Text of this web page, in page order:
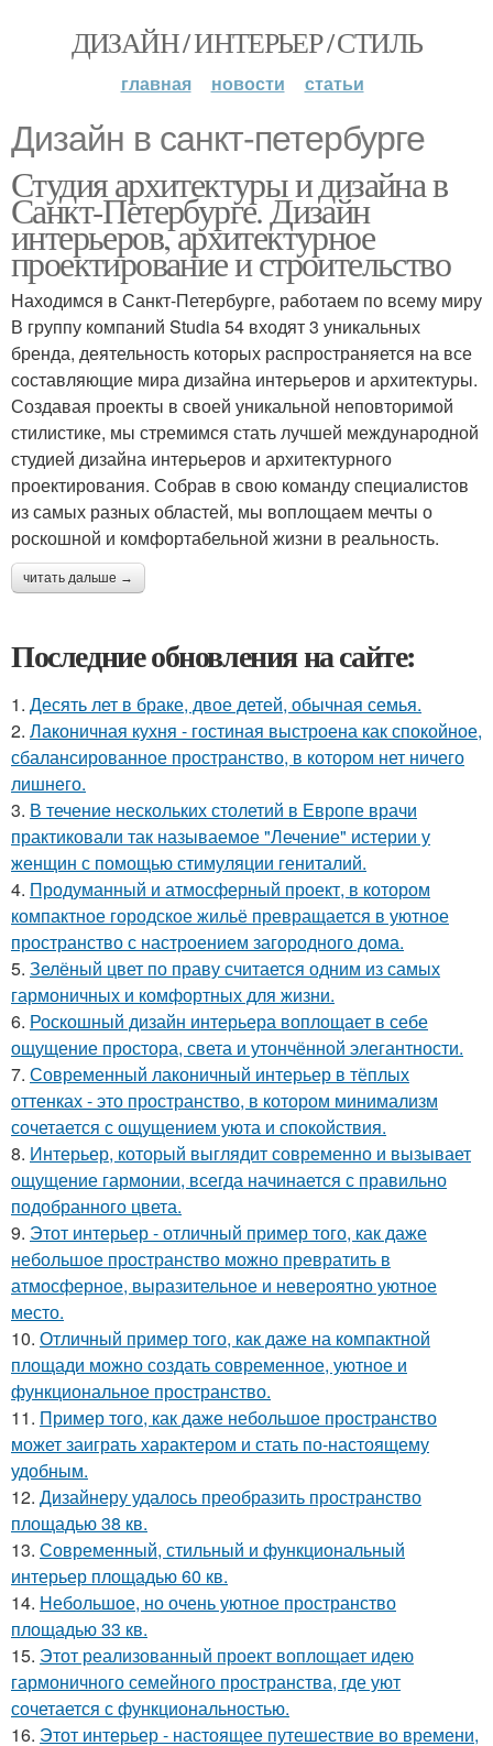
ДИЗАЙН / ИНТЕРЬЕР / СТИЛЬ
главная новости статьи
Дизайн в санкт-петербурге
Студия архитектуры и дизайна в
Санкт-Петербурге. Дизайн
интерьеров, архитектурное
проектирование и строительство
Находимся в Санкт-Петербурге, работаем по всему миру
В группу компаний Studia 54 входят 3 уникальных
бренда, деятельность которых распространяется на все
составляющие мира дизайна интерьеров и архитектуры.
Создавая проекты в своей уникальной неповторимой
стилистике, мы стремимся стать лучшей международной
студией дизайна интерьеров и архитектурного
проектирования. Собрав в свою команду специалистов
из самых разных областей, мы воплощаем мечты о
роскошной и комфортабельной жизни в реальность.
читать дальше →
Последние обновления на сайте:
1. Десять лет в браке, двое детей, обычная семья.
2. Лаконичная кухня - гостиная выстроена как спокойное,
сбалансированное пространство, в котором нет ничего
лишнего.
3. В течение нескольких столетий в Европе врачи
практиковали так называемое "Лечение" истерии у
женщин с помощью стимуляции гениталий.
4. Продуманный и атмосферный проект, в котором
компактное городское жильё превращается в уютное
пространство с настроением загородного дома.
5. Зелёный цвет по праву считается одним из самых
гармоничных и комфортных для жизни.
6. Роскошный дизайн интерьера воплощает в себе
ощущение простора, света и утончённой элегантности.
7. Современный лаконичный интерьер в тёплых
оттенках - это пространство, в котором минимализм
сочетается с ощущением уюта и спокойствия.
8. Интерьер, который выглядит современно и вызывает
ощущение гармонии, всегда начинается с правильно
подобранного цвета.
9. Этот интерьер - отличный пример того, как даже
небольшое пространство можно превратить в
атмосферное, выразительное и невероятно уютное
место.
10. Отличный пример того, как даже на компактной
площади можно создать современное, уютное и
функциональное пространство.
11. Пример того, как даже небольшое пространство
может заиграть характером и стать по-настоящему
удобным.
12. Дизайнеру удалось преобразить пространство
площадью 38 кв.
13. Современный, стильный и функциональный
интерьер площадью 60 кв.
14. Небольшое, но очень уютное пространство
площадью 33 кв.
15. Этот реализованный проект воплощает идею
гармоничного семейного пространства, где уют
сочетается с функциональностью.
16. Этот интерьер - настоящее путешествие во времени,